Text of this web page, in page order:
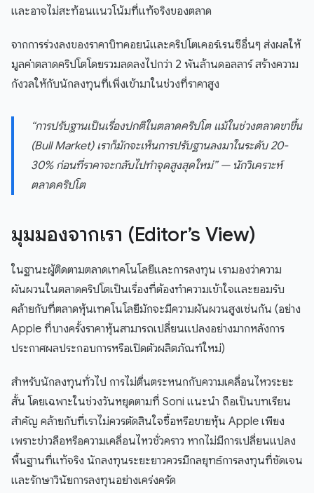
และอาจไม่สะท้อนแนวโน้มที่แท้จริงของตลาด
จากการร่วงลงของราคาบิทคอยน์และคริปโตเคอร์เรนซีอื่นๆ ส่งผลให้
มูลค่าตลาดคริปโตโดยรวมลดลงไปกว่า 2 พันล้านดอลลาร์ สร้างความ
กังวลให้กับนักลงทุนที่เพิ่งเข้ามาในช่วงที่ราคาสูง
“การปรับฐานเป็นเรื่องปกติในตลาดคริปโต แม้ในช่วงตลาดขาขึ้น
(Bull Market) เราก็มักจะเห็นการปรับฐานลงมาในระดับ 20-
30% ก่อนที่ราคาจะกลับไปทำจุดสูงสุดใหม่” — นักวิเคราะห์
ตลาดคริปโต
มุมมองจากเรา (Editor’s View)
ในฐานะผู้ติดตามตลาดเทคโนโลยีและการลงทุน เรามองว่าความ
ผันผวนในตลาดคริปโตเป็นเรื่องที่ต้องทำความเข้าใจและยอมรับ
คล้ายกับที่ตลาดหุ้นเทคโนโลยีมักจะมีความผันผวนสูงเช่นกัน (อย่าง
Apple ที่บางครั้งราคาหุ้นสามารถเปลี่ยนแปลงอย่างมากหลังการ
ประกาศผลประกอบการหรือเปิดตัวผลิตภัณฑ์ใหม่)
สำหรับนักลงทุนทั่วไป การไม่ตื่นตระหนกกับความเคลื่อนไหวระยะ
สั้น โดยเฉพาะในช่วงวันหยุดตามที่ Soni แนะนำ ถือเป็นบทเรียน
สำคัญ คล้ายกับที่เราไม่ควรตัดสินใจซื้อหรือขายหุ้น Apple เพียง
เพราะข่าวลือหรือความเคลื่อนไหวชั่วคราว หากไม่มีการเปลี่ยนแปลง
พื้นฐานที่แท้จริง นักลงทุนระยะยาวควรมีกลยุทธ์การลงทุนที่ชัดเจน
และรักษาวินัยการลงทุนอย่างเคร่งครัด